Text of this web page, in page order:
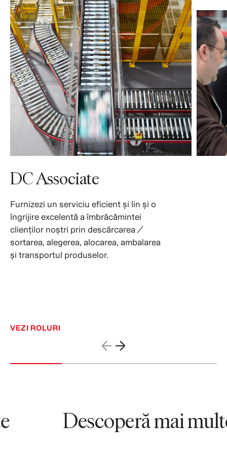
DC Associate
Furnizezi un serviciu eficient și lin și o
îngrijire excelentă a îmbrăcămintei
clienților noștri prin descărcarea /
sortarea, alegerea, alocarea, ambalarea
și transportul produselor.
VEZI ROLURI
Descoperă mai multe